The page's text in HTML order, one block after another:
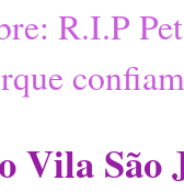
R.I.P
Vila São